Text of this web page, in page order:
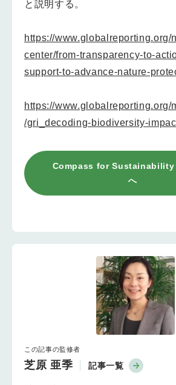
と説明する。
https://www.globalreporting.org/
center/from-transparency-to-
support-to-advance-nature-
https://www.globalreporting.org/
/gri_decoding-biodiversity-
Compass for Sustainability
へ
この記事の監修者
芝原 亜季 記事一覧